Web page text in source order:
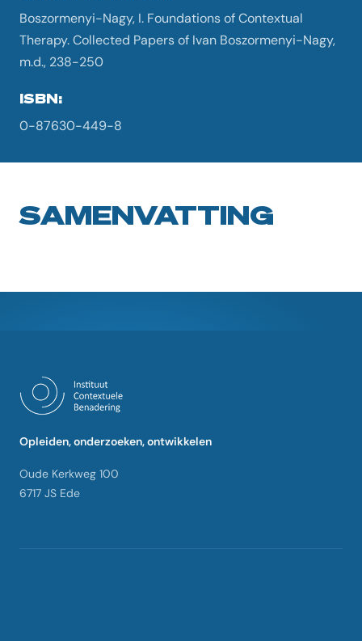
Boszormenyi-Nagy, I. Foundations of Contextual
Therapy. Collected Papers of Ivan Boszormenyi-Nagy,
m.d., 238-250
ISBN:
0-87630-449-8
SAMENVATTING
Opleiden, onderzoeken, ontwikkelen
Oude Kerkweg 100
6717 JS Ede